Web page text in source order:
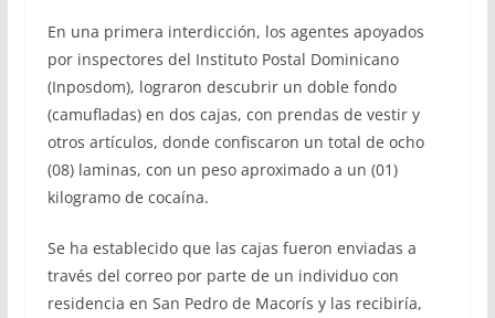
En una primera interdicción, los agentes apoyados
por inspectores del Instituto Postal Dominicano
(Inposdom), lograron descubrir un doble fondo
(camufladas) en dos cajas, con prendas de vestir y
otros artículos, donde confiscaron un total de ocho
(08) laminas, con un peso aproximado a un (01)
kilogramo de cocaína.
Se ha establecido que las cajas fueron enviadas a
través del correo por parte de un individuo con
residencia en San Pedro de Macorís y las recibiría,